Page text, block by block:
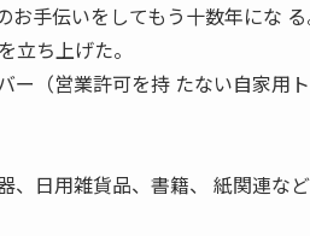
伝いをしてもう十数年にな る
立ち上げた。
ー（営業許可を持 たない自家用
、日用雑貨品、書籍、 紙関連な